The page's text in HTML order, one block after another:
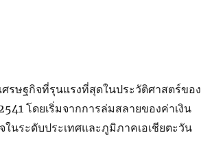
รษฐกิจที่รุนแรงที่สุดในประวัติศาสตร์ของ
โดยเริ่มจากการล่มสลายของค่าเงิน
นระดับประเทศและภูมิภาคเอเชียตะวัน